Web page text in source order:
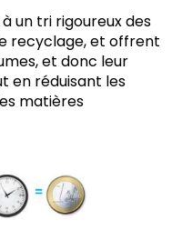
un tri rigoureux des
recyclage, et offrent
et donc leur
en réduisant les
matières